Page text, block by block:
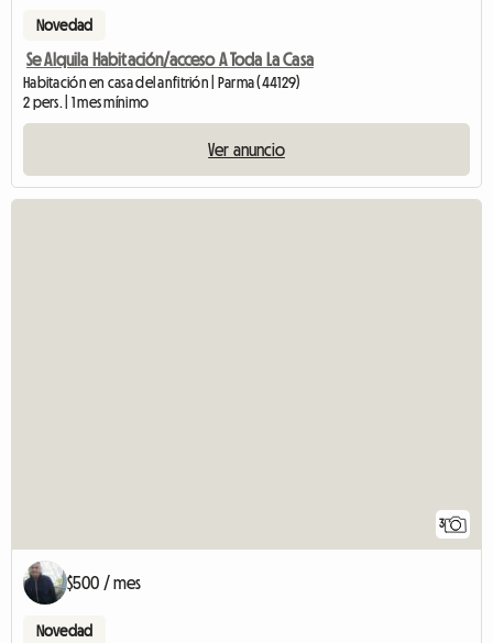
Novedad
Se Alquila Habitación/acceso A Toda La Casa
Habitación en casa del anfitrión | Parma (44129)
2 pers. | 1 mes mínimo
Ver anuncio
3
$500 / mes
Novedad